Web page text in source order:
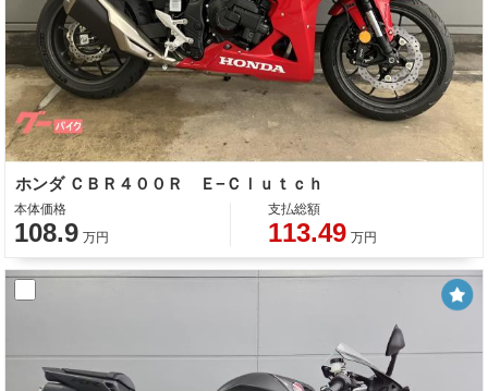
ホンダ ＣＢＲ４００Ｒ Ｅ−Ｃｌｕｔｃｈ
本体価格
108.9 万円
支払総額
113.49 万円